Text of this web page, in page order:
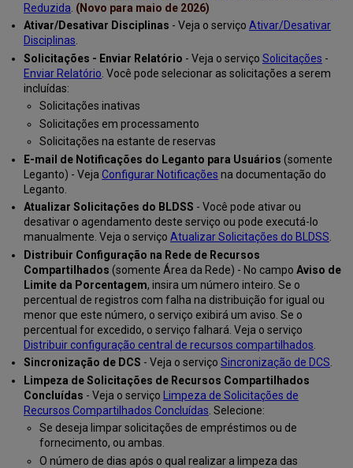
Reduzida (Novo para maio de 2026)
Ativar/Desativar Disciplinas - Veja o serviço Ativar/Desativar
Disciplinas
Solicitações - Enviar Relatório - Veja o serviço Solicitações -
Enviar Relatório . Você pode selecionar as solicitações a serem
incluídas:
Solicitações inativas
Solicitações em processamento
Solicitações na estante de reservas
E-mail de Notificações do Leganto para Usuários (somente
Leganto) - Veja Configurar Notificações na documentação do
Leganto.
Atualizar Solicitações do BLDSS - Você pode ativar ou
desativar o agendamento deste serviço ou pode executá-lo
manualmente. Veja o serviço Atualizar Solicitações do BLDSS
Distribuir Configuração na Rede de Recursos
Compartilhados (somente Área da Rede) - No campo Aviso de
Limite da Porcentagem, insira um número inteiro. Se o
percentual de registros com falha na distribuição for igual ou
menor que este número, o serviço exibirá um aviso. Se o
percentual for excedido, o serviço falhará. Veja o serviço
Distribuir configuração central de recursos compartilhados
Sincronização de DCS - Veja o serviço Sincronização de DCS
Limpeza de Solicitações de Recursos Compartilhados
Concluídas - Veja o serviço Limpeza de Solicitações de
Recursos Compartilhados Concluídas . Selecione:
Se deseja limpar solicitações de empréstimos ou de
fornecimento, ou ambas.
O número de dias após o qual realizar a limpeza das